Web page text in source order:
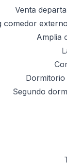
Venta
comedor
Amplia
Segundo